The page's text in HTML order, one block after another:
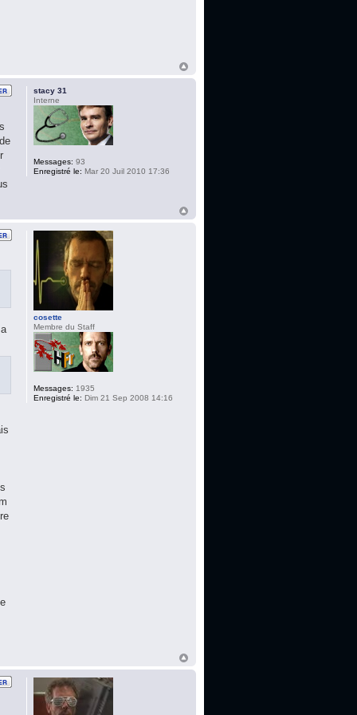
stacy 31
Interne
Messages: 93
Enregistré le: Mar 20 Juil 2010 17:36
cosette
Membre du Staff
Messages: 1935
Enregistré le: Dim 21 Sep 2008 14:16